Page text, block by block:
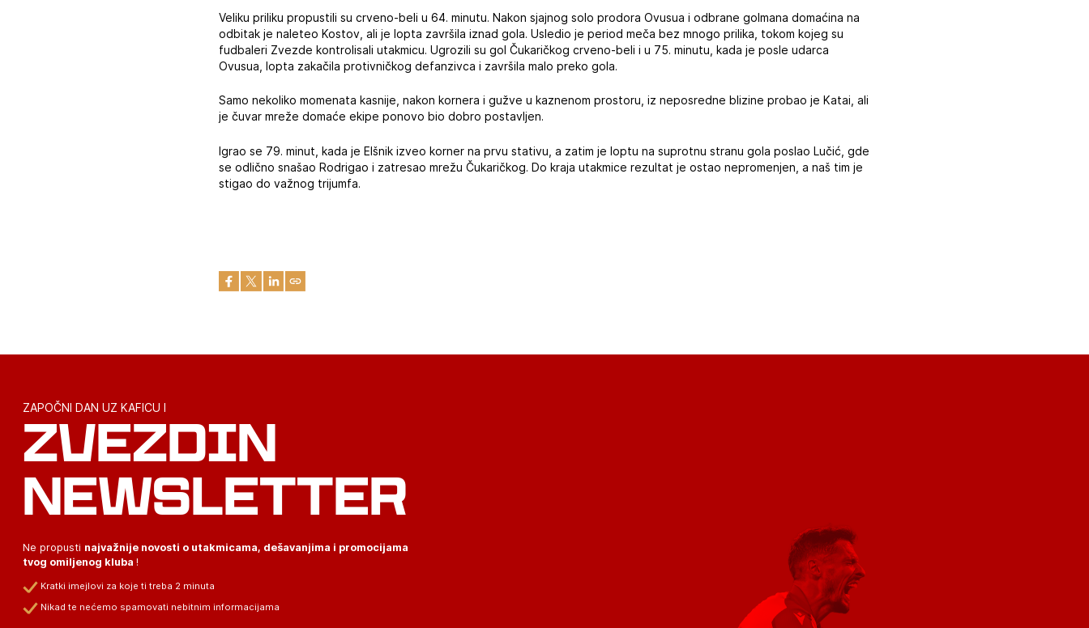
Veliku priliku propustili su crveno-beli u 64. minutu. Nakon sjajnog solo prodora Ovusua i odbrane golmana domaćina na
odbitak je naleteo Kostov, ali je lopta završila iznad gola. Usledio je period meča bez mnogo prilika, tokom kojeg su
fudbaleri Zvezde kontrolisali utakmicu. Ugrozili su gol Čukaričkog crveno-beli i u 75. minutu, kada je posle udarca
Ovusua, lopta zakačila protivničkog defanzivca i završila malo preko gola.
Samo nekoliko momenata kasnije, nakon kornera i gužve u kaznenom prostoru, iz neposredne blizine probao je Katai, ali
je čuvar mreže domaće ekipe ponovo bio dobro postavljen.
Igrao se 79. minut, kada je Elšnik izveo korner na prvu stativu, a zatim je loptu na suprotnu stranu gola poslao Lučić, gde
se odlično snašao Rodrigao i zatresao mrežu Čukaričkog. Do kraja utakmice rezultat je ostao nepromenjen, a naš tim je
stigao do važnog trijumfa.
ZAPOČNI DAN UZ KAFICU I
ZVEZDIN
NEWSLETTER
Ne propusti najvažnije novosti o utakmicama, dešavanjima i promocijama
tvog omiljenog kluba !
Kratki imejlovi za koje ti treba 2 minuta
Nikad te nećemo spamovati nebitnim informacijama